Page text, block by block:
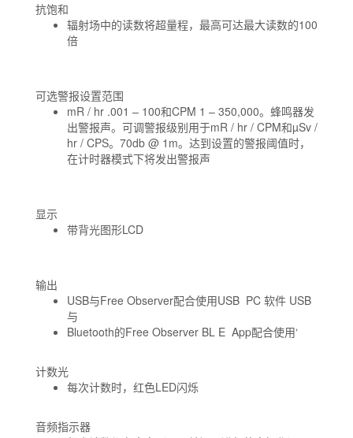
抗饱和
辐射场中的读数将超量程，最高可达最大读数的100
倍
可选警报设置范围
mR / hr .001 – 100和CPM 1 – 350,000。蜂鸣器发
出警报声。可调警报级别用于mR / hr / CPM和µSv /
hr / CPS。70db @ 1m。达到设置的警报阈值时，
在计时器模式下将发出警报声
显示
带背光图形LCD
输出
USB与Free Observer配合使用USB PC 软件 USB
与
Bluetooth的Free Observer BL E App配合使用‘
计数光
每次计数时，红色LED闪烁
音频指示器